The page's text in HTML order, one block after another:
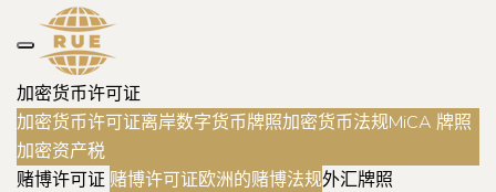
加密货币许可证
加密货币许可证离岸数字货币牌照加密货币法规MiCA 牌照
加密资产税
赌博许可证 赌博许可证欧洲的赌博法规外汇牌照